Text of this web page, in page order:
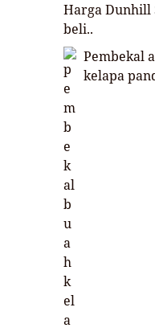
Harga Dunhill
beli..
Pembekal
kelapa